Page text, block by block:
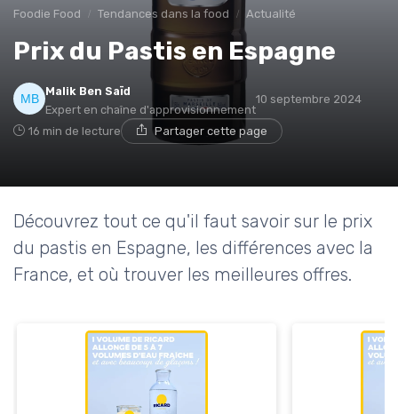
Foodie Food Tendances dans la food Actualité
Prix du Pastis en Espagne
Malik Ben Saïd
Expert en chaîne d'approvisionnement
10 septembre 2024
16 min de lecture Partager cette page
Découvrez tout ce qu'il faut savoir sur le prix
du pastis en Espagne, les différences avec la
France, et où trouver les meilleures offres.